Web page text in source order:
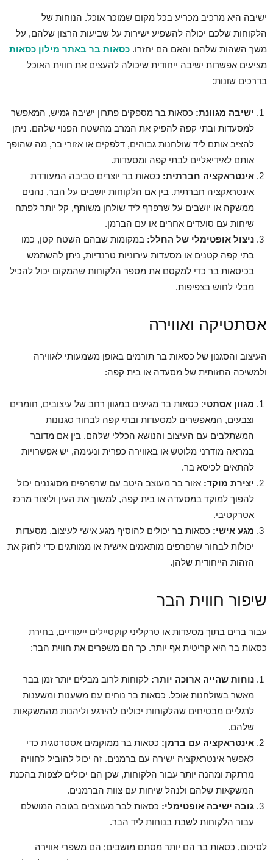
ישיבה היא מרכיב מכריע בכל מקום שמוכר אוכל. הנוחות של
הלקוחות שלכם יכולה להשפיע ישירות על שביעות הרצון שלהם, על
משך השהות שלהם והאם הם יחזרו. כסאות בר באתר מילון כסאות
מציעים אפשרות ישיבה ייחודית שיכולה להעצים את חווית האוכל
בדרכים שונות:
ישיבה מגוונת: כסאות בר מספקים פתרון ישיבה גמיש, המאפשר
למסעדות ובתי קפה להפיק את המרב מהשטח הפנוי שלהם. ניתן
להציב אותם ליד שולחנות גבוהים, דלפקים או אזורי בר, מה שהופך
אותם לאידיאליים לבתי קפה ומסעדות.
אינטראקציה חברתית: כסאות בר יוצרים סביבה המעודדת
אינטראקציה חברתית. בין אם הלקוחות יושבים על הבר, נהנים
ממשקה או יושבים על שרפרף ליד שולחן משותף, קל יותר לפתח
שיחות עם סועדים אחרים או עם הברמן.
ניצול אופטימלי של החלל: במקומות שבהם השטח קטן, כמו
בתי קפה קטנים או מסעדות עירוניות טרנדיות, ניתן להשתמש
בכיסאות בר כדי למקסם את מספר הלקוחות שהמקום יכול להכיל
מבלי לחוש בצפיפות.
אסתטיקה ואווירה
העיצוב והסגנון של כסאות בר תורמים באופן משמעותי לאווירה
ולמשיכה החזותית של מסעדה או בית קפה:
מגוון אסתטי: כסאות בר מגיעים במגוון רחב של עיצובים, חומרים
וצבעים, המאפשרים למסעדות ובתי קפה לבחור סגנונות
המשתלבים עם העיצוב והנושא הכללי שלהם. בין אם מדובר
במראה מודרני מלוטש או באווירה כפרית ונעימה, יש אפשרויות
להתאים לכיסא בר.
יצירת מוקד: אזור בר מעוצב היטב עם שרפרפים מסוגננים יכול
להפוך למוקד במסעדה או בית קפה, למשוך את העין וליצור מרכז
אטרקטיבי.
מגע אישי: כסאות בר יכולים להוסיף מגע אישי לעיצוב. מסעדות
יכולות לבחור שרפרפים מותאמים אישית או ממותגים כדי לחזק את
הזהות הייחודית שלהן.
שיפור חווית הבר
עבור ברים בתוך מסעדות או טרקליני קוקטיילים ייעודיים, בחירת
כסאות בר היא קריטית אף יותר. כך הם משפרים את חווית הבר:
נוחות שהייה ארוכה יותר: לקוחות לרוב מבלים יותר זמן בבר
מאשר בשולחנות אוכל. כסאות בר נוחים עם משענות ומשענות
לרגליים מבטיחים שהלקוחות יכולים להירגע וליהנות מהמשקאות
שלהם.
אינטראקציה עם ברמן: כסאות בר ממוקמים אסטרטגית כדי
לאפשר אינטראקציה ישירה עם ברמנים. זה יכול להוביל לחוויה
מרתקת ומהנה יותר עבור הלקוחות, שכן הם יכולים לצפות בהכנת
המשקאות שלהם ולנהל שיחות עם צוות הברמנים.
גובה ישיבה אופטימלי: כסאות לבר מעוצבים בגובה המושלם
עבור הלקוחות לשבת בנוחות ליד הבר.
לסיכום, כסאות בר הם יותר מסתם מושבים; הם משפרי אווירה